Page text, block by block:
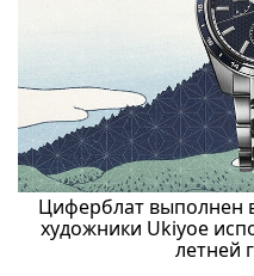
Циферблат выполнен
художники Ukiyoe
летней